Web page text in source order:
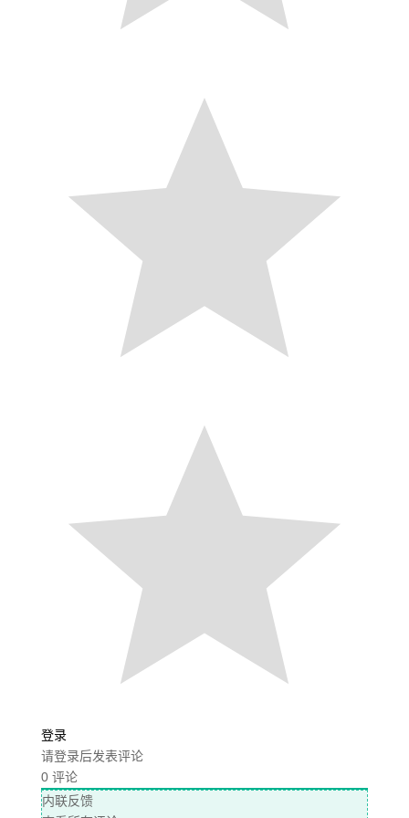
登录
请登录后发表评论
0评论
内联反馈